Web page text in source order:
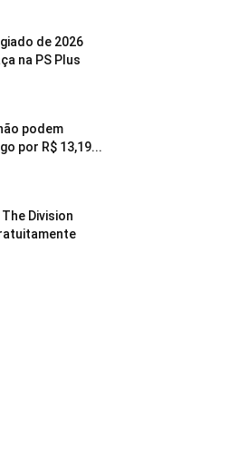
de 2026
na PS Plus
podem
por R$ 13,19...
Division